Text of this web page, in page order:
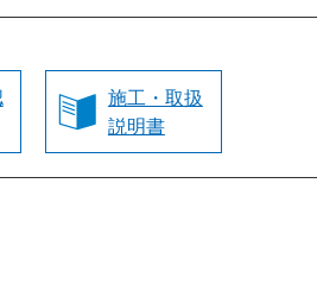
施工・取扱
説明書